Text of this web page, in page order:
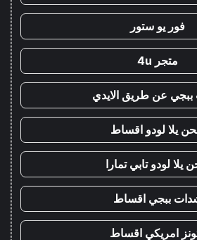
فور يو ستور
متجر 4u
عن طريق الايدي
يلا لودو اقساط
يلا لودو تابي تمارا
ببجي اقساط
امريكي اقساط